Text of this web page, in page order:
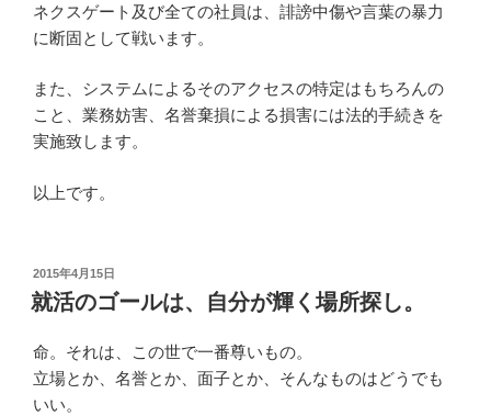
ネクスゲート及び全ての社員は、誹謗中傷や言葉の暴力
に断固として戦います。
また、システムによるそのアクセスの特定はもちろんの
こと、業務妨害、名誉棄損による損害には法的手続きを
実施致します。
以上です。
投
稿
日:
2015年4月15日
就活のゴールは、自分が輝く場所探し。
命。それは、この世で一番尊いもの。
立場とか、名誉とか、面子とか、そんなものはどうでも
いい。